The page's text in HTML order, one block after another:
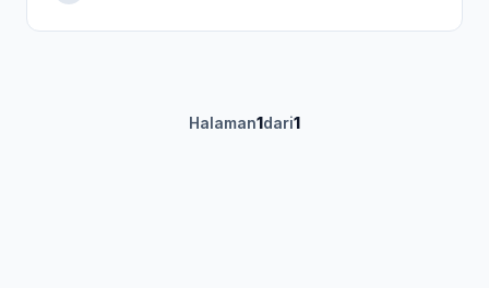
Halaman1dari1